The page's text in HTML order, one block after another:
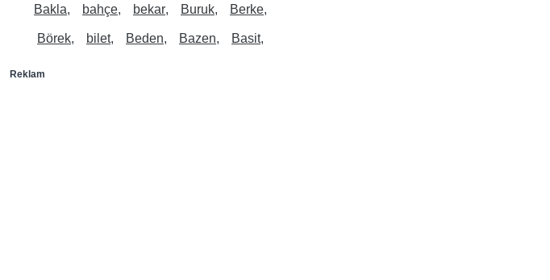
Bakla bahçe bekar Buruk Berke
Börek bilet Beden
Reklam
Bazen Basit